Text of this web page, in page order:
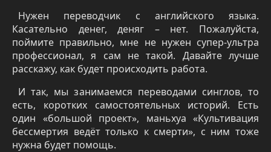
Нужен переводчик с английского языка.
Касательно денег, деняг – нет. Пожалуйста,
поймите правильно, мне не нужен супер-ультра
профессионал, я сам не такой. Давайте лучше
расскажу, как будет происходить работа.
И так, мы занимаемся переводами синглов, то
есть, коротких самостоятельных историй. Есть
один «большой проект», маньхуа «Культивация
бессмертия ведёт только к смерти», с ним тоже
нужна будет помощь.